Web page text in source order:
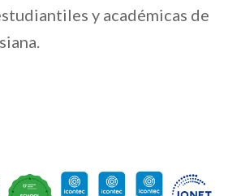
y académicas de